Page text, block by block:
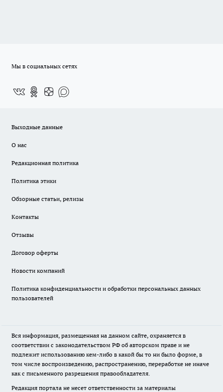
Мы в социальных сетях
Выходные данные
О нас
Редакционная политика
Политика этики
Обзорные статьи, релизы
Контакты
Отзывы
Договор оферты
Новости компаний
Политика конфиденциальности и обработки персональных данных
пользователей
Вся информация, размещенная на данном сайте, охраняется в
соответствии с законодательством РФ об авторском праве и не
подлежит использованию кем-либо в какой бы то ни было форме, в
том числе воспроизведению, распространению, переработке не иначе
как с письменного разрешения правообладателя.
Редакция портала не несет ответственности за материалы